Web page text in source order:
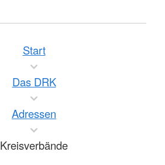
Start
Das DRK
Adressen
Kreisverbände